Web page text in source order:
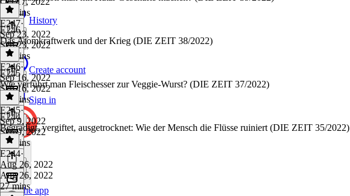
History
Create account
Sign in
Get the app
30 mins
E247·
Sep 23, 2022
Sep 23, 2022
21 mins
E246
Das Atomkraftwerk und der Krieg (DIE ZEIT 38/2022)
E246·
Sep 16, 2022
Sep 16, 2022
35 mins
E245
Wie verführt man Fleischesser zur Veggie-Wurst? (DIE ZEIT 37/2022)
E245·
Sep 9, 2022
Sep 9, 2022
23 mins
E244
Begradigt, vergiftet, ausgetrocknet: Wie der Mensch die Flüsse ruiniert (DIE ZEIT 35/2022)
E244·
Aug 26, 2022
Aug 26, 2022
27 mins